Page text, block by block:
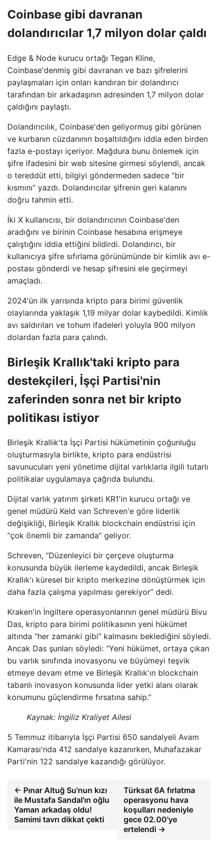
Coinbase gibi davranan
dolandırıcılar 1,7 milyon dolar çaldı
Edge & Node kurucu ortağı Tegan Kline,
Coinbase'denmiş gibi davranan ve bazı şifrelerini
paylaşmaları için onları kandıran bir dolandırıcı
tarafından bir arkadaşının adresinden 1,7 milyon dolar
çaldığını paylaştı.
Dolandırıcılık, Coinbase'den geliyormuş gibi görünen
ve kurbanın cüzdanının boşaltıldığını iddia eden birden
fazla e-postayı içeriyor. Mağdura bunu önlemek için
şifre ifadesini bir web sitesine girmesi söylendi, ancak
o tereddüt etti, bilgiyi göndermeden sadece “bir
kısmını” yazdı. Dolandırıcılar şifrenin geri kalanını
doğru tahmin etti.
İki X kullanıcısı, bir dolandırıcının Coinbase'den
aradığını ve birinin Coinbase hesabına erişmeye
çalıştığını iddia ettiğini bildirdi. Dolandırıcı, bir
kullanıcıya şifre sıfırlama görünümünde bir kimlik avı e-
postası gönderdi ve hesap şifresini ele geçirmeyi
amaçladı.
2024'ün ilk yarısında kripto para birimi güvenlik
olaylarında yaklaşık 1,19 milyar dolar kaybedildi. Kimlik
avı saldırıları ve tohum ifadeleri yoluyla 900 milyon
dolardan fazla para çalındı.
Birleşik Krallık'taki kripto para
destekçileri, İşçi Partisi'nin
zaferinden sonra net bir kripto
politikası istiyor
Birleşik Krallık'ta İşçi Partisi hükümetinin çoğunluğu
oluşturmasıyla birlikte, kripto para endüstrisi
savunucuları yeni yönetime dijital varlıklarla ilgili tutarlı
politikalar uygulamaya çağrıda bulundu.
Dijital varlık yatırım şirketi KR1'in kurucu ortağı ve
genel müdürü Keld van Schreven'e göre liderlik
değişikliği, Birleşik Krallık blockchain endüstrisi için
“çok önemli bir zamanda” geliyor.
Schreven, “Düzenleyici bir çerçeve oluşturma
konusunda büyük ilerleme kaydedildi, ancak Birleşik
Krallık'ı küresel bir kripto merkezine dönüştürmek için
daha fazla çalışma yapılması gerekiyor” dedi.
Kraken'in İngiltere operasyonlarının genel müdürü Bivu
Das, kripto para birimi politikasının yeni hükümet
altında “her zamanki gibi” kalmasını beklediğini söyledi.
Ancak Das şunları söyledi: “Yeni hükümet, ortaya çıkan
bu varlık sınıfında inovasyonu ve büyümeyi teşvik
etmeye devam etme ve Birleşik Krallık'ın blockchain
tabanlı inovasyon konusunda lider yetki alanı olarak
konumunu güçlendirme fırsatına sahip.”
Kaynak: İngiliz Kraliyet Ailesi
5 Temmuz itibarıyla İşçi Partisi 650 sandalyeli Avam
Kamarası'nda 412 sandalye kazanırken, Muhafazakar
Parti'nin 122 sandalye kazandığı görülüyor.
← Pınar Altuğ Su'nun kızı
ile Mustafa Sandal'ın oğlu
Yaman arkadaş oldu!
Samimi tavrı dikkat çekti
Türksat 6A fırlatma
operasyonu hava
koşulları nedeniyle
gece 02.00'ye
ertelendi →